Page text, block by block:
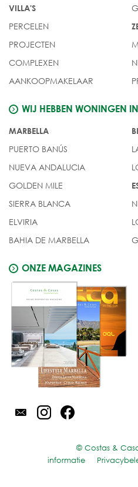
VILLA'S
PERCELEN
PROJECTEN
COMPLEXEN
AANKOOPMAKELAAR
WIJ HEBBEN WONINGEN IN
MARBELLA
PUERTO BANÚS
NUEVA ANDALUCIA
GOLDEN MILE
SIERRA BLANCA
ELVIRIA
BAHIA DE MARBELLA
ONZE MAGAZINES
© Costas &
informatie